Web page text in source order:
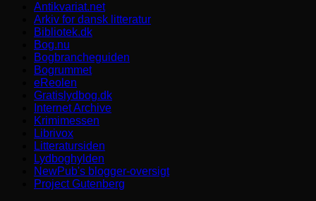
Antikvariat.net
Arkiv for dansk litteratur
Bibliotek.dk
Bog.nu
Bogbrancheguiden
Bogrummet
eReolen
Gratislydbog.dk
Internet Archive
Krimimessen
Librivox
Litteratursiden
Lydboghylden
NewPub's blogger-oversigt
Project Gutenberg